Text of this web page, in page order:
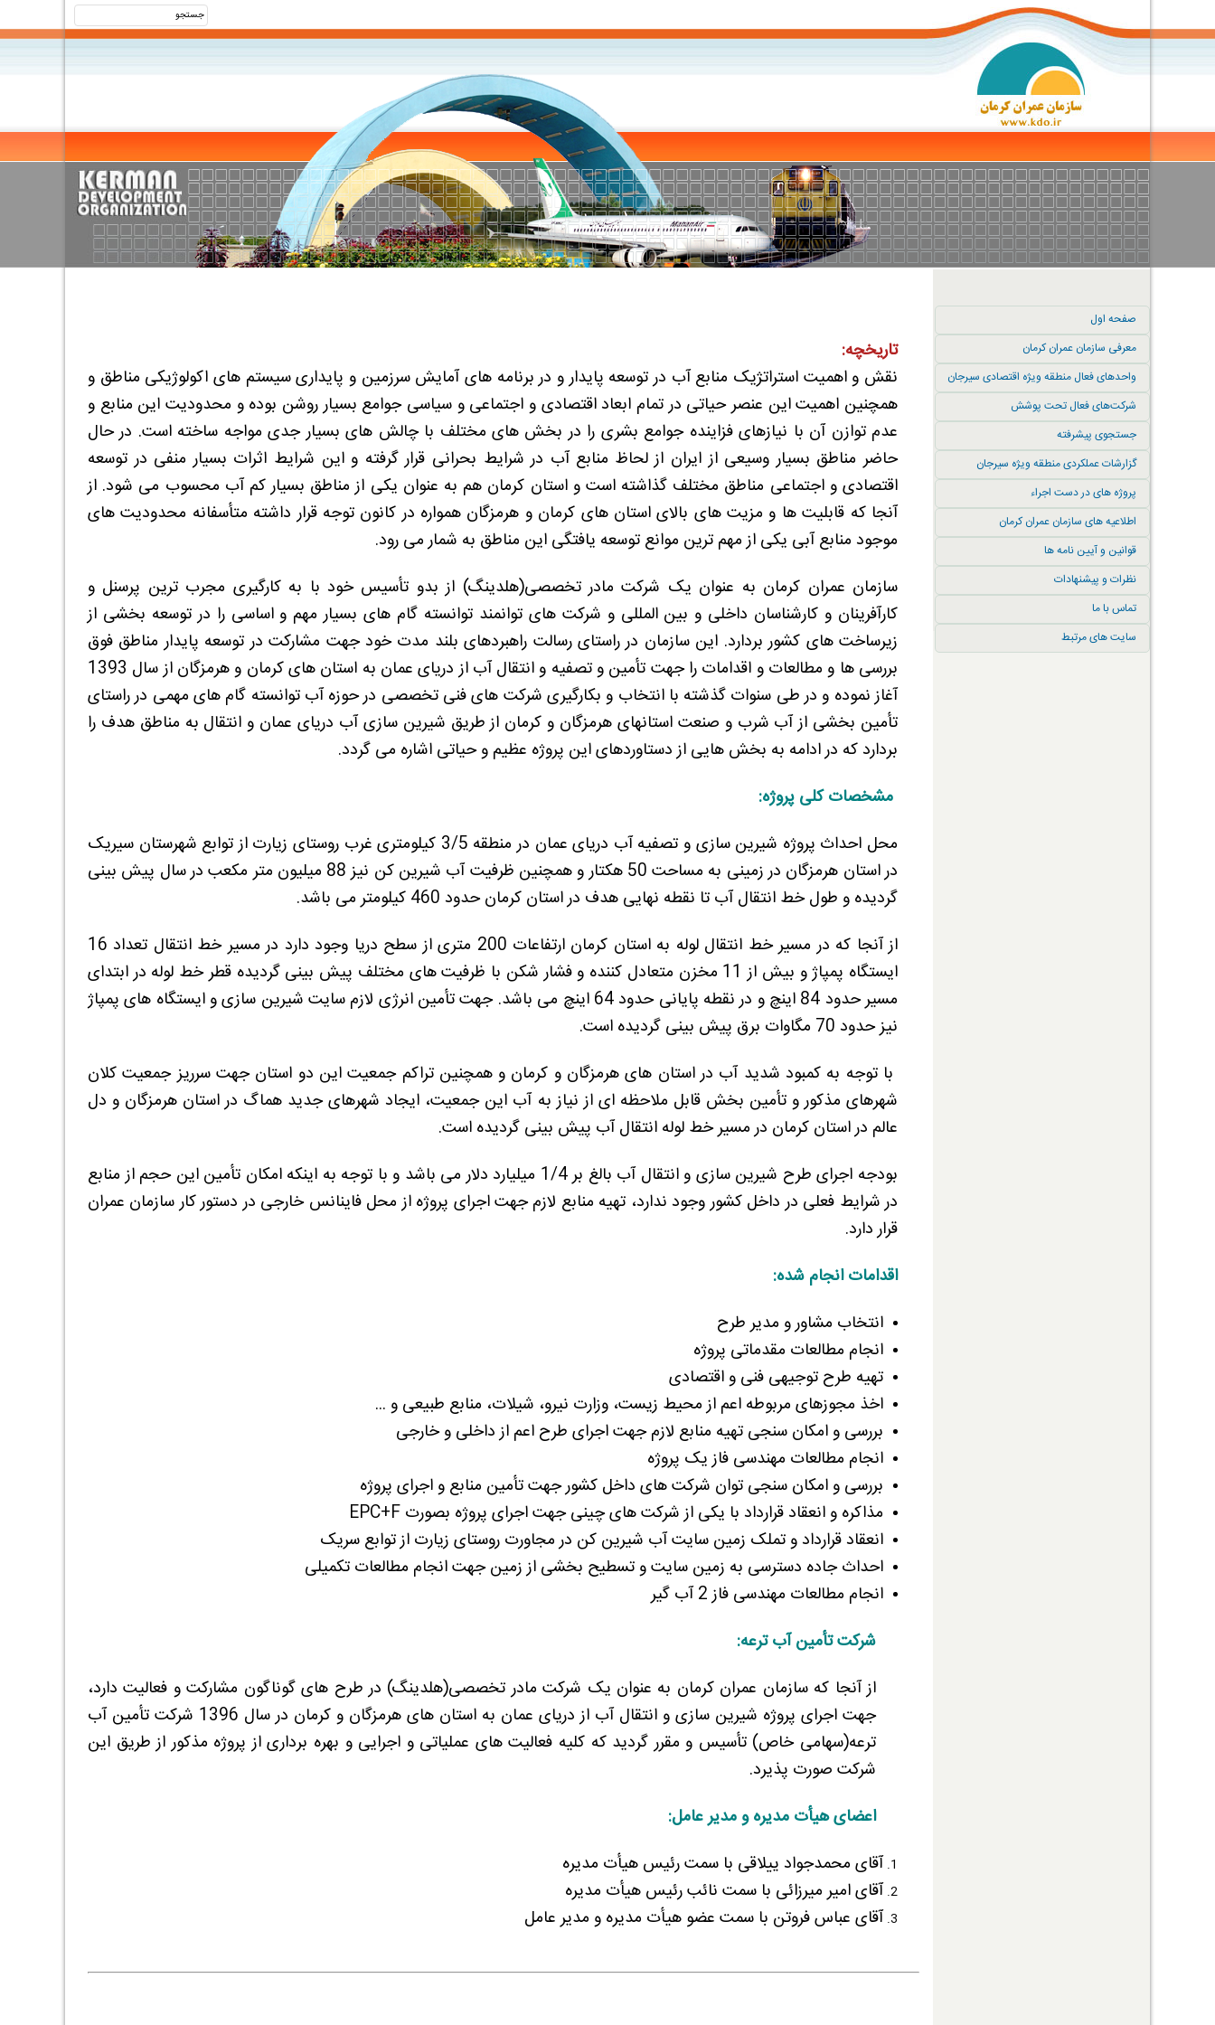
صفحه اول
معرفی سازمان عمران کرمان
واحدهای فعال منطقه ویژه اقتصادی سیرجان
شرکت‌های فعال تحت پوشش
جستجوی پیشرفته
گزارشات عملکردی منطقه ویژه سیرجان
پروژه های در دست اجراء
اطلاعیه های سازمان عمران کرمان
قوانین و آیین نامه ها
نظرات و پیشنهادات
تماس با ما
سایت های مرتبط
تاریخچه:
نقش و اهمیت استراتژیک منابع آب در توسعه پایدار و در برنامه های آمایش سرزمین و پایداری سیستم های اکولوژیکی مناطق و
همچنین اهمیت این عنصر حیاتی در تمام ابعاد اقتصادی و اجتماعی و سیاسی جوامع بسیار روشن بوده و محدودیت این منابع و
عدم توازن آن با نیازهای فزاینده جوامع بشری را در بخش های مختلف با چالش های بسیار جدی مواجه ساخته است. در حال
حاضر مناطق بسیار وسیعی از ایران از لحاظ منابع آب در شرایط بحرانی قرار گرفته و این شرایط اثرات بسیار منفی در توسعه
اقتصادی و اجتماعی مناطق مختلف گذاشته است و استان کرمان هم به عنوان یکی از مناطق بسیار کم آب محسوب می شود. از
آنجا که قابلیت ها و مزیت های بالای استان های کرمان و هرمزگان همواره در کانون توجه قرار داشته متأسفانه محدودیت های
موجود منابع آبی یکی از مهم ترین موانع توسعه یافتگی این مناطق به شمار می رود.
سازمان عمران کرمان به عنوان یک شرکت مادر تخصصی(هلدینگ) از بدو تأسیس خود با به کارگیری مجرب ترین پرسنل و
کارآفرینان و کارشناسان داخلی و بین المللی و شرکت های توانمند توانسته گام های بسیار مهم و اساسی را در توسعه بخشی از
زیرساخت های کشور بردارد. این سازمان در راستای رسالت راهبردهای بلند مدت خود جهت مشارکت در توسعه پایدار مناطق فوق
بررسی ها و مطالعات و اقدامات را جهت تأمین و تصفیه و انتقال آب از دریای عمان به استان های کرمان و هرمزگان از سال 1393
آغاز نموده و در طی سنوات گذشته با انتخاب و بکارگیری شرکت های فنی تخصصی در حوزه آب توانسته گام های مهمی در راستای
تأمین بخشی از آب شرب و صنعت استانهای هرمزگان و کرمان از طریق شیرین سازی آب دریای عمان و انتقال به مناطق هدف را
بردارد که در ادامه به بخش هایی از دستاوردهای این پروژه عظیم و حیاتی اشاره می گردد.
مشخصات کلی پروژه:
محل احداث پروژه شیرین سازی و تصفیه آب دریای عمان در منطقه 3/5 کیلومتری غرب روستای زیارت از توابع شهرستان سیریک
در استان هرمزگان در زمینی به مساحت 50 هکتار و همچنین ظرفیت آب شیرین کن نیز 88 میلیون متر مکعب در سال پیش بینی
گردیده و طول خط انتقال آب تا نقطه نهایی هدف در استان کرمان حدود 460 کیلومتر می باشد.
از آنجا که در مسیر خط انتقال لوله به استان کرمان ارتفاعات 200 متری از سطح دریا وجود دارد در مسیر خط انتقال تعداد 16
ایستگاه پمپاژ و بیش از 11 مخزن متعادل کننده و فشار شکن با ظرفیت های مختلف پیش بینی گردیده قطر خط لوله در ابتدای
مسیر حدود 84 اینچ و در نقطه پایانی حدود 64 اینچ می باشد. جهت تأمین انرژی لازم سایت شیرین سازی و ایستگاه های پمپاژ
نیز حدود 70 مگاوات برق پیش بینی گردیده است.
با توجه به کمبود شدید آب در استان های هرمزگان و کرمان و همچنین تراکم جمعیت این دو استان جهت سرریز جمعیت کلان
شهرهای مذکور و تأمین بخش قابل ملاحظه ای از نیاز به آب این جمعیت، ایجاد شهرهای جدید هماگ در استان هرمزگان و دل
عالم در استان کرمان در مسیر خط لوله انتقال آب پیش بینی گردیده است.
بودجه اجرای طرح شیرین سازی و انتقال آب بالغ بر 1/4 میلیارد دلار می باشد و با توجه به اینکه امکان تأمین این حجم از منابع
در شرایط فعلی در داخل کشور وجود ندارد، تهیه منابع لازم جهت اجرای پروژه از محل فاینانس خارجی در دستور کار سازمان عمران
قرار دارد.
اقدامات انجام شده:
انتخاب مشاور و مدیر طرح
انجام مطالعات مقدماتی پروژه
تهیه طرح توجیهی فنی و اقتصادی
اخذ مجوزهای مربوطه اعم از محیط زیست، وزارت نیرو، شیلات، منابع طبیعی و ...
بررسی و امکان سنجی تهیه منابع لازم جهت اجرای طرح اعم از داخلی و خارجی
انجام مطالعات مهندسی فاز یک پروژه
بررسی و امکان سنجی توان شرکت های داخل کشور جهت تأمین منابع و اجرای پروژه
مذاکره و انعقاد قرارداد با یکی از شرکت های چینی جهت اجرای پروژه بصورت EPC+F
انعقاد قرارداد و تملک زمین سایت آب شیرین کن در مجاورت روستای زیارت از توابع سریک
احداث جاده دسترسی به زمین سایت و تسطیح بخشی از زمین جهت انجام مطالعات تکمیلی
انجام مطالعات مهندسی فاز 2 آب گیر
شرکت تأمین آب ترعه:
از آنجا که سازمان عمران کرمان به عنوان یک شرکت مادر تخصصی(هلدینگ) در طرح های گوناگون مشارکت و فعالیت دارد،
جهت اجرای پروژه شیرین سازی و انتقال آب از دریای عمان به استان های هرمزگان و کرمان در سال 1396 شرکت تأمین آب
ترعه(سهامی خاص) تأسیس و مقرر گردید که کلیه فعالیت های عملیاتی و اجرایی و بهره برداری از پروژه مذکور از طریق این
شرکت صورت پذیرد.
اعضای هیأت مدیره و مدیر عامل:
آقای محمدجواد ییلاقی با سمت رئیس هیأت مدیره
آقای امیر میرزائی با سمت نائب رئیس هیأت مدیره
آقای عباس فروتن با سمت عضو هیأت مدیره و مدیر عامل